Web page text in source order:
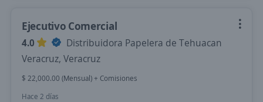
Ejecutivo Comercial
4.0
Distribuidora Papelera de Tehuacan
Veracruz, Veracruz
$ 22,000.00 (Mensual) + Comisiones
Hace 2 días